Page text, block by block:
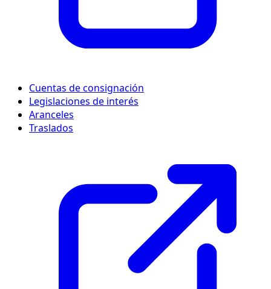
Cuentas de consignación
Legislaciones de interés
Aranceles
Traslados